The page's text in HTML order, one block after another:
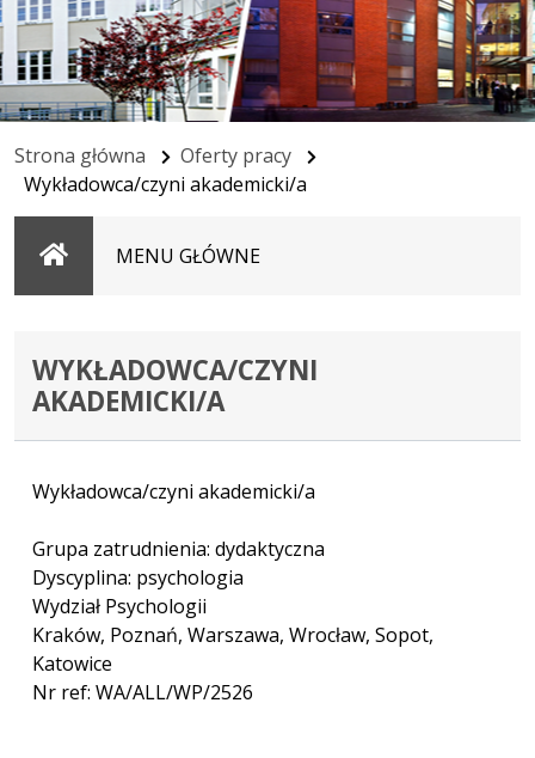
Strona główna
Oferty pracy
Wykładowca/czyni akademicki/a
StronaMENU GŁÓWNE
WYKŁADOWCA/CZYNI
AKADEMICKI/A
Wykładowca/czyni akademicki/a
Grupa zatrudnienia: dydaktyczna
Dyscyplina: psychologia
Wydział Psychologii
Kraków, Poznań, Warszawa, Wrocław, Sopot,
Katowice
Nr ref: WA/ALL/WP/2526